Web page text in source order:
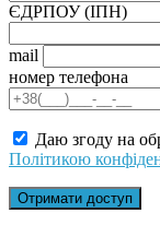
ЄДРПОУ (ІПН)
mail
номер телефона
Даю згоду на
Політикою